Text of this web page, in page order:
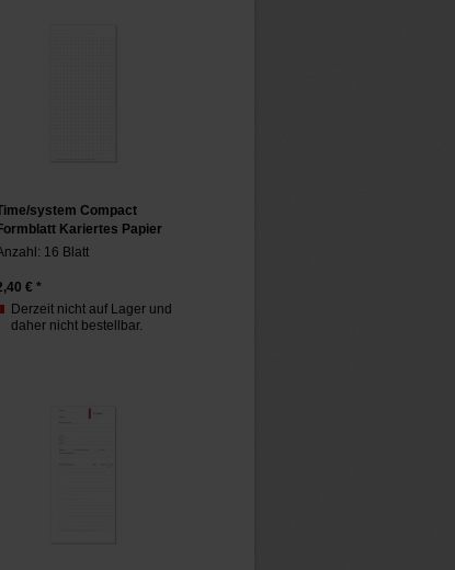
system Compact
Kariertes Papier
16 Blatt
€ *
Derzeit nicht auf Lager und
daher nicht bestellbar.